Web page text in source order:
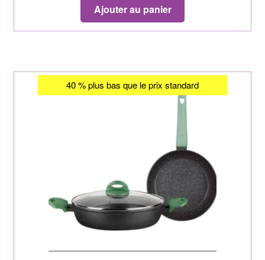
Ajouter au panier
40 % plus bas que le prix standard